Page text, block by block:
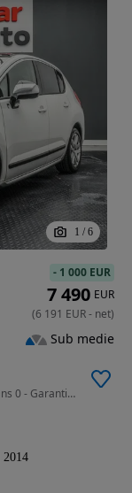
1 / 6
1999 cm3 • 200 CP • Hybrid - Posibilitate Rate Avans 0 - Garantie 12 Luni - IMPECABILA
2014
- 1 000 EUR
7 490 EUR
(6 191 EUR- net)
Sub medie